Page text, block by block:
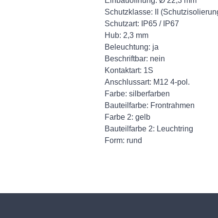
Schutzklasse: II
Schutzart: IP65 / IP67
Hub: 2,3 mm
Beleuchtung: ja
Beschriftbar: nein
Kontaktart: 1S
Anschlussart: M12 4-pol.
Farbe: silberfarben
Bauteilfarbe: Frontrahmen
Farbe 2: gelb
Bauteilfarbe 2: Leuchtring
Form: rund